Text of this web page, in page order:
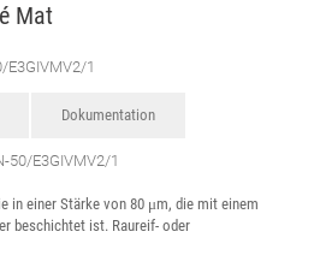
Mat
E3GIVMV2/1
Dokumentation
50/E3GIVMV2/1
in einer Stärke von 80 μm, die mit einem
beschichtet ist. Raureif- oder